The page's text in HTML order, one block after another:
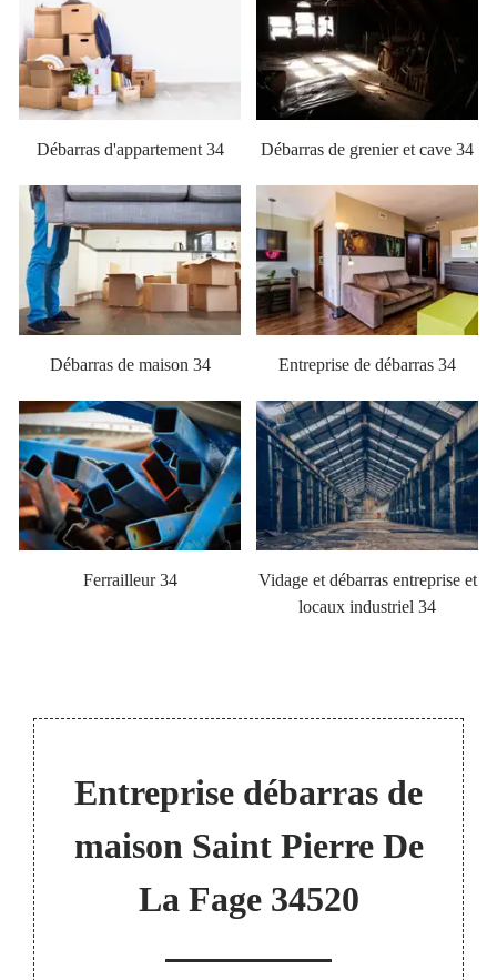
Débarras d'appartement 34 Débarras de grenier et cave 34
Débarras de maison 34 Entreprise de débarras 34
Ferrailleur 34
Vidage et débarras entreprise et
locaux industriel 34
Entreprise débarras de
maison Saint Pierre De
La Fage 34520